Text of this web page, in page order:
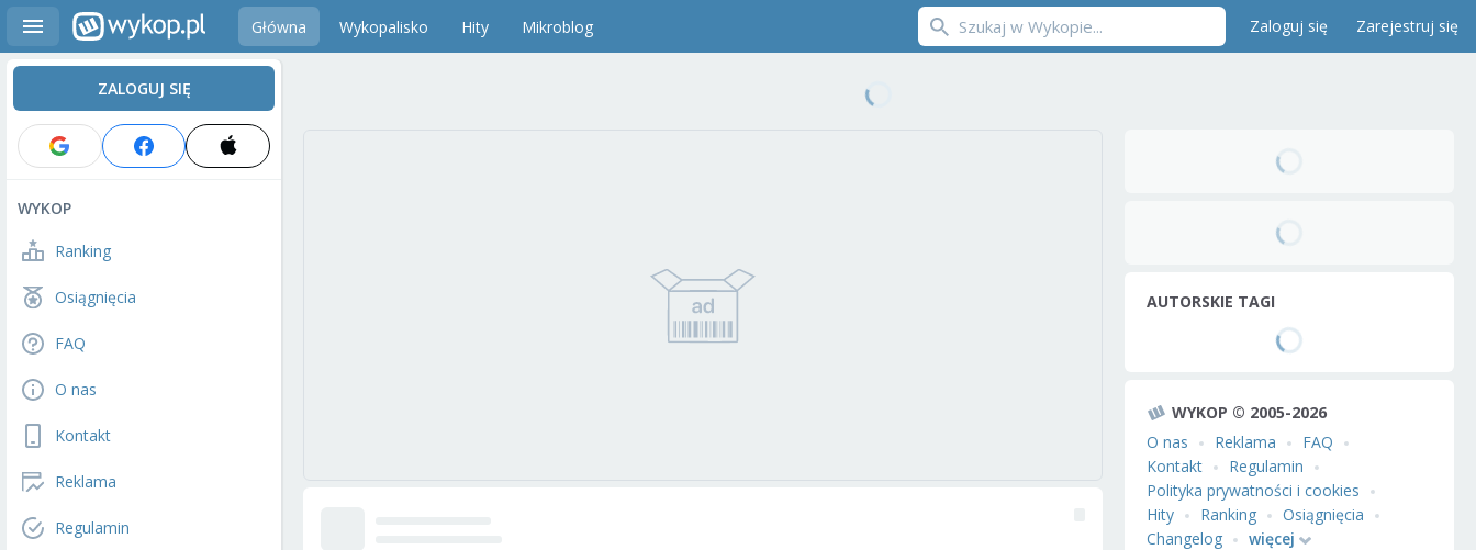
Główna Wykopalisko Hity Mikroblog Zaloguj się Zarejestruj się
ZALOGUJ SIĘ
WYKOP
Ranking
Osiągnięcia
FAQ
O nas
Kontakt
Reklama
Regulamin
AUTORSKIE TAGI
WYKOP © 2005-2026
O nas
Reklama
FAQ
Kontakt
Regulamin
Polityka prywatności i cookies
Hity
Ranking
Osiągnięcia
Changelog
więcej